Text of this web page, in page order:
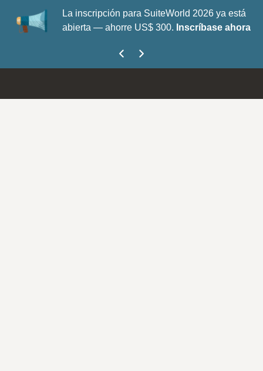
La inscripción para SuiteWorld 2026 ya está
abierta — ahorre US$ 300. Inscríbase ahora